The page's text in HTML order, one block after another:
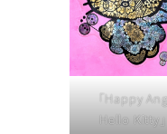
「Happy
Hello Kitty」